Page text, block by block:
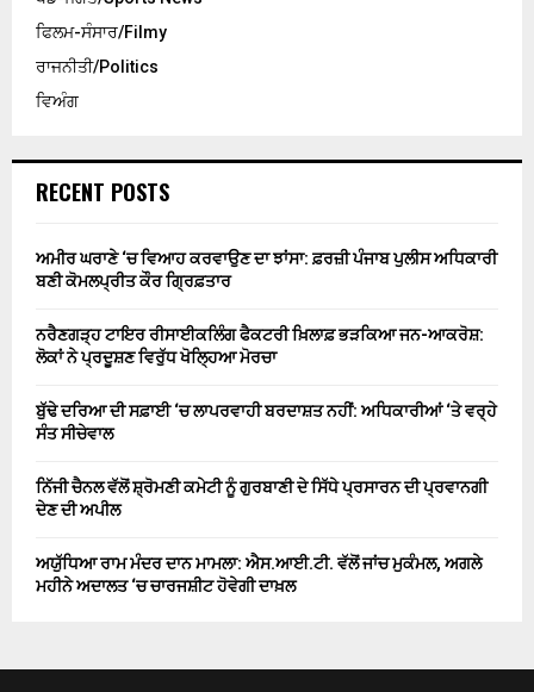
ਫਿਲਮ-ਸੰਸਾਰ/Filmy
ਰਾਜਨੀਤੀ/Politics
ਵਿਅੰਗ
RECENT POSTS
ਅਮੀਰ ਘਰਾਣੇ ‘ਚ ਵਿਆਹ ਕਰਵਾਉਣ ਦਾ ਝਾਂਸਾ: ਫ਼ਰਜ਼ੀ ਪੰਜਾਬ ਪੁਲੀਸ ਅਧਿਕਾਰੀ
ਬਣੀ ਕੋਮਲਪ੍ਰੀਤ ਕੌਰ ਗ੍ਰਿਫ਼ਤਾਰ
ਨਰੈਣਗੜ੍ਹ ਟਾਇਰ ਰੀਸਾਈਕਲਿੰਗ ਫੈਕਟਰੀ ਖ਼ਿਲਾਫ਼ ਭੜਕਿਆ ਜਨ-ਆਕਰੋਸ਼:
ਲੋਕਾਂ ਨੇ ਪ੍ਰਦੂਸ਼ਣ ਵਿਰੁੱਧ ਖੋਲ੍ਹਿਆ ਮੋਰਚਾ
ਬੁੱਢੇ ਦਰਿਆ ਦੀ ਸਫ਼ਾਈ ‘ਚ ਲਾਪਰਵਾਹੀ ਬਰਦਾਸ਼ਤ ਨਹੀਂ: ਅਧਿਕਾਰੀਆਂ ‘ਤੇ ਵਰ੍ਹੇ
ਸੰਤ ਸੀਚੇਵਾਲ
ਨਿੱਜੀ ਚੈਨਲ ਵੱਲੋਂ ਸ਼੍ਰੋਮਣੀ ਕਮੇਟੀ ਨੂੰ ਗੁਰਬਾਣੀ ਦੇ ਸਿੱਧੇ ਪ੍ਰਸਾਰਨ ਦੀ ਪ੍ਰਵਾਨਗੀ
ਦੇਣ ਦੀ ਅਪੀਲ
ਅਯੁੱਧਿਆ ਰਾਮ ਮੰਦਰ ਦਾਨ ਮਾਮਲਾ: ਐਸ.ਆਈ.ਟੀ. ਵੱਲੋਂ ਜਾਂਚ ਮੁਕੰਮਲ, ਅਗਲੇ
ਮਹੀਨੇ ਅਦਾਲਤ ‘ਚ ਚਾਰਜਸ਼ੀਟ ਹੋਵੇਗੀ ਦਾਖ਼ਲ